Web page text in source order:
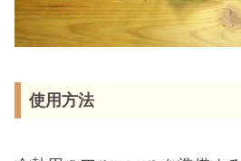
使用方法